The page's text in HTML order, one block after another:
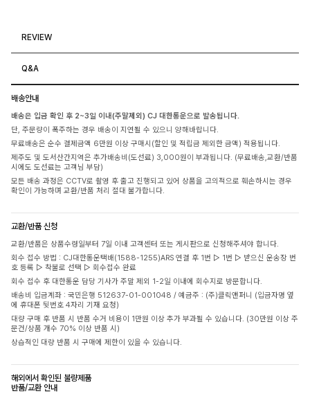
REVIEW
Q&A
배송안내
배송은 입금 확인 후 2~3일 이내(주말제외) CJ 대한통운으로 발송됩니다.
단, 주문량이 폭주하는 경우 배송이 지연될 수 있으니 양해바랍니다.
무료배송은 순수 결제금액 6만원 이상 구매시(할인 및 적립금 제외한 금액) 적용됩니다.
제주도 및 도서산간지역은 추가배송비(도선료) 3,000원이 부과됩니다. (무료배송,교환/반품
시에도 도선료는 고객님 부담)
모든 배송 과정은 CCTV로 촬영 후 출고 진행되고 있어 상품을 고의적으로 훼손하시는 경우
확인이 가능하며 교환/반품 처리 절대 불가합니다.
교환/반품 신청
교환/반품은 상품수령일부터 7일 이내 고객센터 또는 게시판으로 신청해주셔야 합니다.
회수 접수 방법 : CJ대한통운택배(1588-1255)ARS 연결 후 1번 ▷ 1번 ▷ 받으신 운송장 번
호 등록 ▷ 착불로 선택 ▷ 회수접수 완료
회수 접수 후 대한통운 담당 기사가 주말 제외 1-2일 이내에 회수지로 방문합니다.
배송비 입금계좌 : 국민은행 512637-01-001048 / 예금주 : (주)클릭앤퍼니 (입금자명 옆
에 휴대폰 뒷번호 4자리 기재 요청)
대량 구매 후 반품 시 반품 수거 비용이 1만원 이상 추가 부과될 수 있습니다. (30만원 이상 주
문건/상품 개수 70% 이상 반품 시)
상습적인 대량 반품 시 구매에 제한이 있을 수 있습니다.
해외에서 확인된 불량제품
반품/교환 안내